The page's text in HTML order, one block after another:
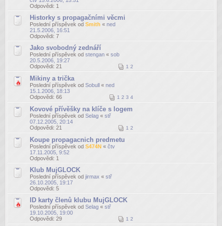
Odpovědi: 1
Historky s propagačními věcmi
Poslední příspěvek od Smith « ned
21.5.2006, 16:51
Odpovědi: 7
Jako svobodný zednáří
Poslední příspěvek od stengan « sob
20.5.2006, 19:27
Odpovědi: 21 1 2
Mikiny a trička
Poslední příspěvek od Sobull « ned
15.1.2006, 18:13
Odpovědi: 66 1 2 3 4
Kovové přívěšky na klíče s logem
Poslední příspěvek od Selag « stř
07.12.2005, 20:14
Odpovědi: 21 1 2
Koupe propagacnich predmetu
Poslední příspěvek od S474N « čtv
17.11.2005, 9:52
Odpovědi: 1
Klub MujGLOCK
Poslední příspěvek od jirmax « stř
26.10.2005, 19:17
Odpovědi: 5
ID karty členů klubu MujGLOCK
Poslední příspěvek od Selag « stř
19.10.2005, 19:00
Odpovědi: 29 1 2